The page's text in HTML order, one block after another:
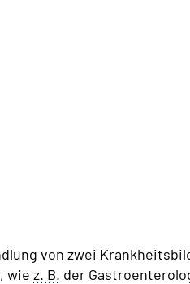
von zwei
wie z. B. der